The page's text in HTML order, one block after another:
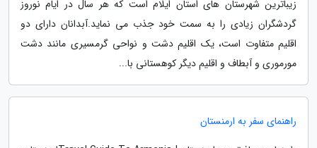
زیباترین شهرستان های استان ایلام است که هر سال در ایام نوروز
گردشگران زیادی را به سمت خود جذب می نماید.آبدانان دارای دو
اقلیم متفاوت است، یک اقلیم دشت و نواحی گرمسیری مانند دشت
مورموری و آبطاف و اقلیم دیگر کوهستانی با...
راهنمای سفر به ارمنستان